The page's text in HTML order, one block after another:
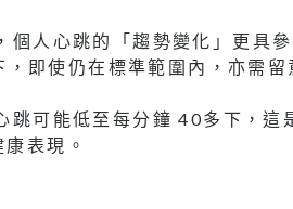
個人心跳的「趨勢變化」更具參
即使仍在標準範圍內，亦需留
跳可能低至每分鐘 40多下，這
表現。